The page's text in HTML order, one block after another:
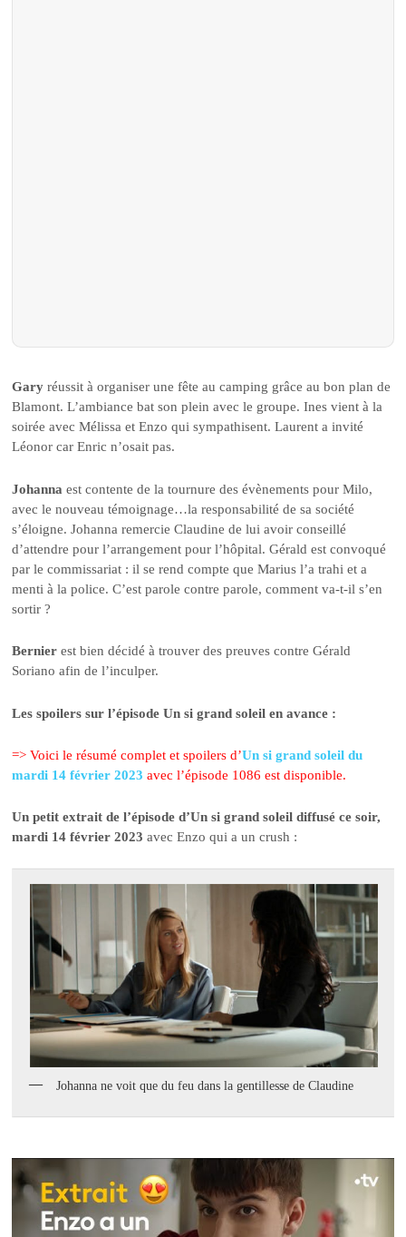
Gary réussit à organiser une fête au camping grâce au bon plan de
Blamont. L’ambiance bat son plein avec le groupe. Ines vient à la
soirée avec Mélissa et Enzo qui sympathisent. Laurent a invité
Léonor car Enric n’osait pas.
Johanna est contente de la tournure des évènements pour Milo,
avec le nouveau témoignage…la responsabilité de sa société
s’éloigne. Johanna remercie Claudine de lui avoir conseillé
d’attendre pour l’arrangement pour l’hôpital. Gérald est convoqué
par le commissariat : il se rend compte que Marius l’a trahi et a
menti à la police. C’est parole contre parole, comment va-t-il s’en
sortir ?
Bernier est bien décidé à trouver des preuves contre Gérald
Soriano afin de l’inculper.
Les spoilers sur l’épisode Un si grand soleil en avance :
=> Voici le résumé complet et spoilers d’Un si grand soleil du
mardi 14 février 2023avec l’épisode 1086 est disponible.
Un petit extrait de l’épisode d’Un si grand soleil diffusé ce soir,
mardi 14 février 2023 avec Enzo qui a un crush :
Johanna ne voit que du feu dans la gentillesse de Claudine